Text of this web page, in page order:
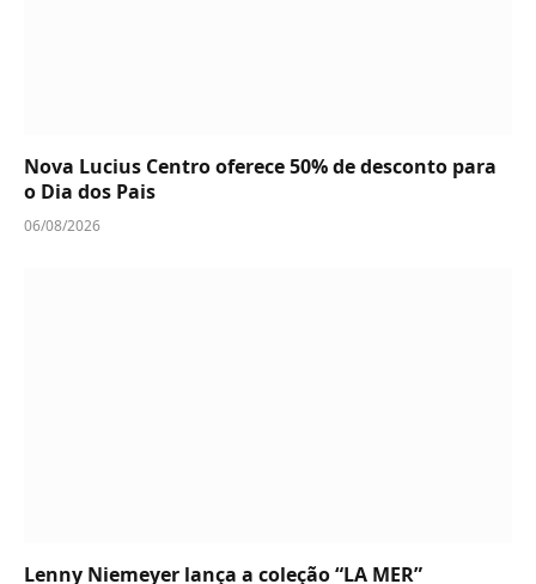
Nova Lucius Centro oferece 50% de desconto para
o Dia dos Pais
06/08/2026
Lenny Niemeyer lança a coleção “LA MER”